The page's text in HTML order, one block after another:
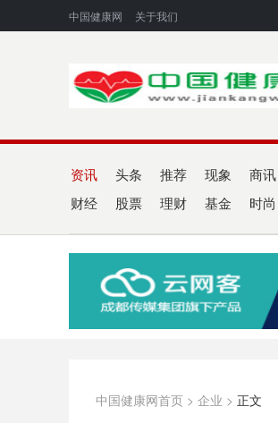
中国健康网 关于我们
资讯 头条 推荐 现象 商讯
财经 股票 理财 基金 时尚
中国健康网首页 > 企业 > 正文